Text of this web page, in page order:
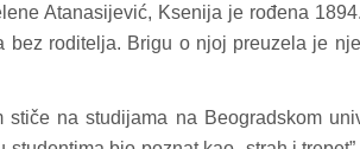
Atanasijević, Ksenija je rođena
bez roditelja. Brigu o njoj preuzela je
stiče na studijama na Beogradskom